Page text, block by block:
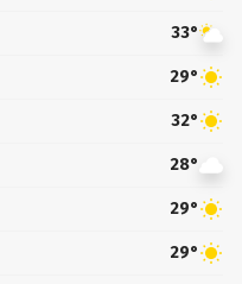
33°
29°
32°
28°
29°
29°